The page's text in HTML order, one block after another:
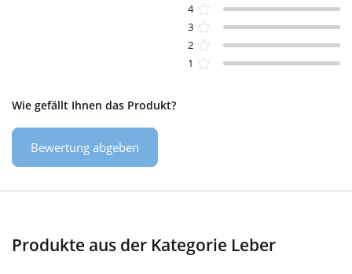
4
3
2
1
Wie gefällt Ihnen das Produkt?
Bewertung abgeben
Produkte aus der Kategorie Leber